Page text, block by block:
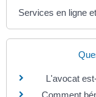
Services en ligne
L'avocat
Comment